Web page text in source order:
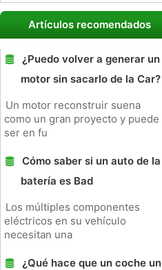
Artículos recomendados
¿Puedo volver a generar un
motor sin sacarlo de la Car?
Un motor reconstruir suena
como un gran proyecto y puede
ser en fu
Cómo saber si un auto de la
batería es Bad
Los múltiples componentes
eléctricos en su vehículo
necesitan una
¿Qué hace que un coche un